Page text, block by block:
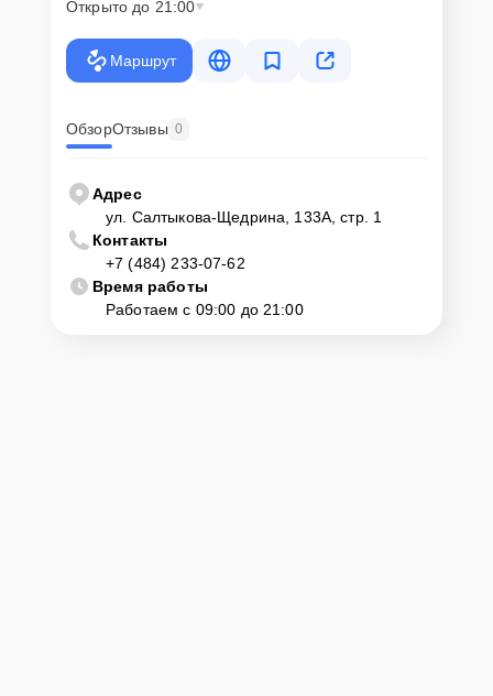
крупногабаритной техники, он может заказать курьерскую
доставку или услугу выезда мастера. Специалист приедет в
Как приехать в сервисный
центр
Клиент может самостоятельно привезти устройство на
диагностику и ремонт. Для этого нужно позвонить по телефону
горячей линии или оставить заявку, согласовать удобное время и
подъехать по адресу: г. Калуга, ул. Салтыкова-Щедрина, 133А, стр.
Открыто до 21:00
Маршрут
ОбзорОтзывы 0
Адрес
ул. Салтыкова-Щедрина, 133А, стр. 1
Контакты
+7 (484) 233-07-62
Время работы
Работаем с 09:00 до 21:00